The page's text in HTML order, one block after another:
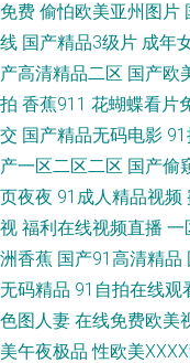
91最新福利视频 激情四虎
花视频在线 AV伊人导 成
草色福利 美女在线91 欧美
炮 av网址入口 肏屄电影网
影院 三级片导航 午夜色中
影 欧美成人理论 日韩精品
夜伦理影院 99热超碰国产
免费 偷怕欧美亚州图片
线 国产精品3级片 成年
产高清精品二区 国产欧
拍 香蕉911 花蝴蝶看片
交 国产精品无码电影
产一区二区二区 国产偷
页夜夜 91成人精品视频
视 福利在线视频直播 一
洲香蕉 国产91高清精品
无码精品 91自拍在线观
色图人妻 在线免费欧美
美午夜极品 性欧美